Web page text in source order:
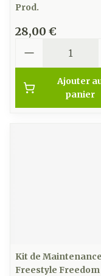
Prod.
28,00 €
Ajouter
panier
Kit de Maintenance
Freestyle